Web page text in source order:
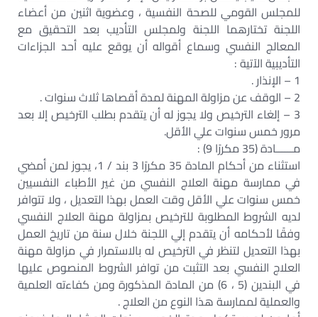
للمجلس القومي للصحة النفسية ، وعضوية اثنين من أعضاء
اللجنة تختارهما اللجنة ولمجلس التأديب بعد التحقيق مع
المعالج النفسي وسماع أقواله أن يوقع عليه أحد الجزاءات
التأديبية الآتية :
1 – الإنذار .
2 – الوقف عن مزاولة المهنة لمدة أقصاها ثلاث سنوات .
3 – إلغاء الترخيص ولا يجوز له أن يتقدم بطلب الترخيص إلا بعد
مرور خمس سنوات علي الأقل.
مــــــادة (35 مكررًا 9) :
استثناء من أحكام المادة 35 مكررًا 3 بند / 1، يجوز لمن أمضي
في ممارسة مهنة العلاج النفسي من غير الأطباء النفسيين
خمس سنوات علي الأقل وقت العمل بهذا التعديل ، ولا تتوافر
لديه الشروط المطلوبة للترخيص بمزاولة مهنة العلاج النفسي
وفقًا لأحكامه أن يتقدم إلي اللجنة خلال سنة من تاريخ العمل
بهذا التعديل لتنظر في الترخيص له بالاستمرار في مزاولة مهنة
العلاج النفسي بعد التثبت من توافر الشروط المنصوص عليها
في البندين (5 ، 6) من المادة المذكورة ومن كفاءته العلمية
والعملية لممارسة هذا النوع من العلاج .